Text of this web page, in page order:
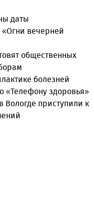
даты
вечерней
общественных
болезней
«Телефону здоровья»
Вологде приступили к